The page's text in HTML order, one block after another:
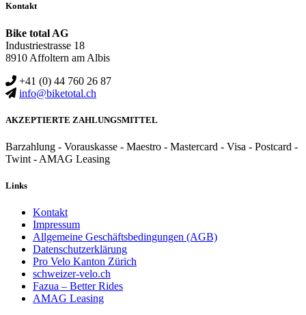
Kontakt
Bike total AG
Industriestrasse 18
8910 Affoltern am Albis
+41 (0) 44 760 26 87
info@biketotal.ch
AKZEPTIERTE ZAHLUNGSMITTEL
Barzahlung - Vorauskasse - Maestro - Mastercard - Visa - Postcard -
Twint - AMAG Leasing
Links
Kontakt
Impressum
Allgemeine Geschäftsbedingungen (AGB)
Datenschutzerklärung
Pro Velo Kanton Zürich
schweizer-velo.ch
Fazua – Better Rides
AMAG Leasing